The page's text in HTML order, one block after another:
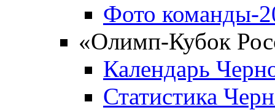
Фото команды-
«Олимп-Кубок
Календарь
Статистика